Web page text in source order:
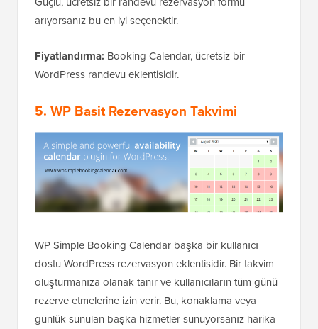
arıyorsanız bu en iyi seçenektir.
Fiyatlandırma: Booking Calendar, ücretsiz bir
WordPress randevu eklentisidir.
5. WP Basit Rezervasyon Takvimi
WP Simple Booking Calendar başka bir kullanıcı
dostu WordPress rezervasyon eklentisidir. Bir takvim
oluşturmanıza olanak tanır ve kullanıcıların tüm günü
rezerve etmelerine izin verir. Bu, konaklama veya
günlük sunulan başka hizmetler sunuyorsanız harika